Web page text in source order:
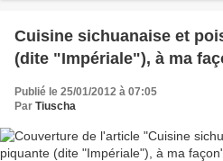
Cuisine sichuanaise et
(dite "Impériale"), à ma
Publié le 25/01/2012 à 07:05
Par Tiuscha